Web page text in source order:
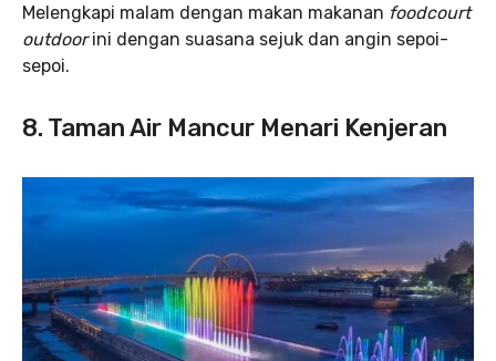
Melengkapi malam dengan makan makanan foodcourt
outdoorini dengan suasana sejuk dan angin sepoi-
sepoi.
8. Taman Air Mancur Menari Kenjeran